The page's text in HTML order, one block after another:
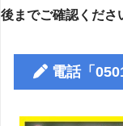
後までご確認くださ
電話「